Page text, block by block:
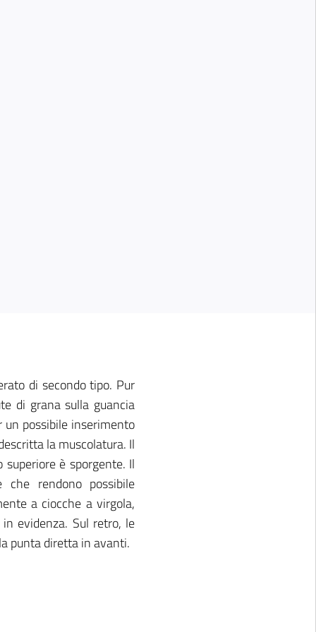
di secondo tipo. Pur
di grana sulla guancia
possibile inserimento
la muscolatura. Il
è sporgente. Il
rendono possibile
a ciocche a virgola,
evidenza. Sul retro, le
punta diretta in avanti.